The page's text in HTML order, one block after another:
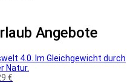
Angebote
4.0. Im Gleichgewicht durch
Natur.
€